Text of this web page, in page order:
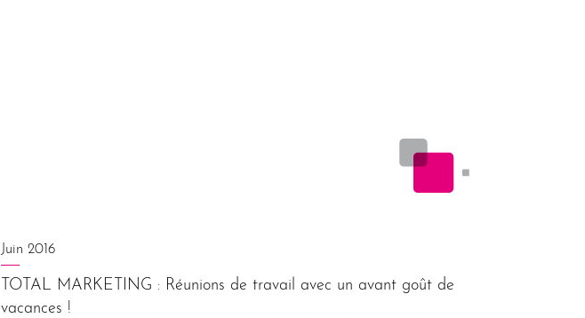
Juin 2016
TOTAL MARKETING : Réunions de travail avec un avant goût de
vacances !